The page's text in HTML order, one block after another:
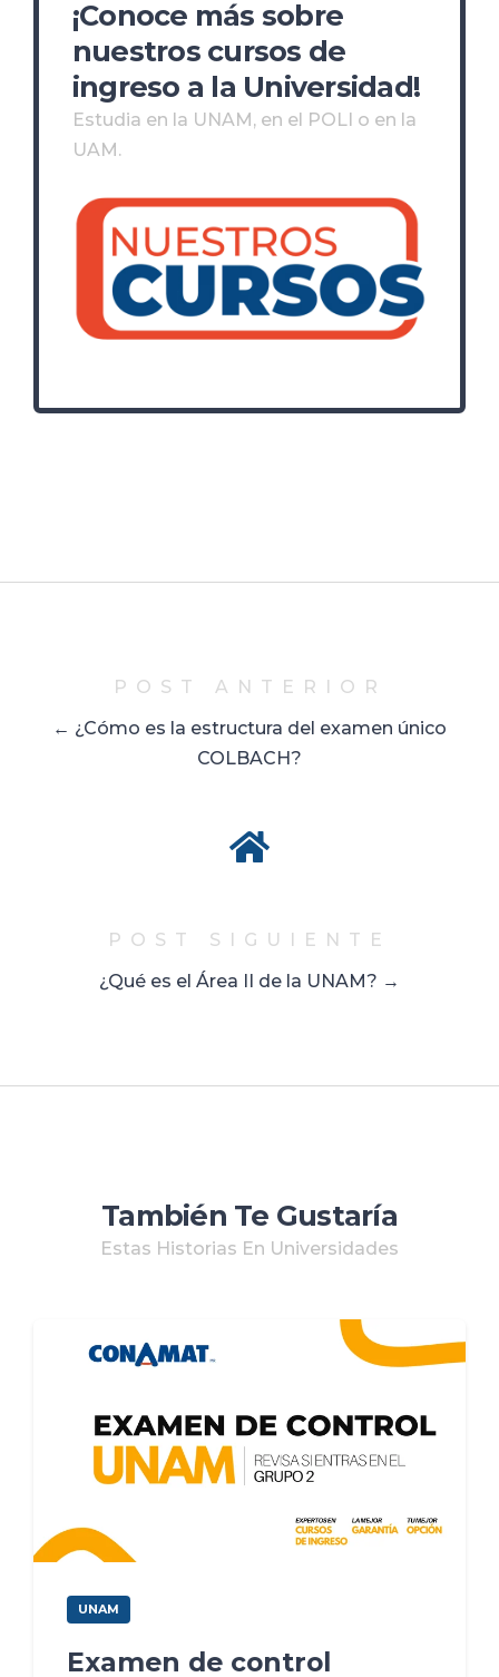
¡Conoce más sobre
nuestros cursos de
ingreso a la Universidad!
Estudia en la UNAM, en el POLI o en la
UAM.
POST ANTERIOR
← ¿Cómo es la estructura del examen único
COLBACH?
POST SIGUIENTE
¿Qué es el Área II de la UNAM? →
También Te Gustaría
Estas Historias En Universidades
UNAM
Examen de control